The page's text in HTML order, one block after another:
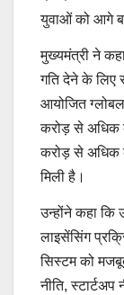
युवाओं को आगे
मुख्यमंत्री ने
गति देने के लिए
आयोजित
करोड़ से अधिक
करोड़ से अधिक
मिली है।
उन्होंने कहा कि
लाइसेंसिंग
सिस्टम को
नीति,